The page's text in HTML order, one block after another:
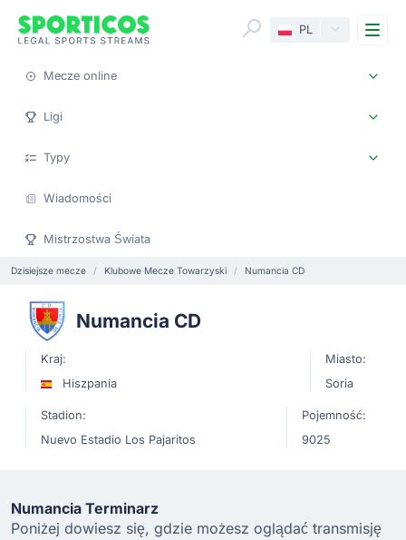
PL
Mecze online
Ligi
Typy
Wiadomości
Mistrzostwa Świata
Dzisiejsze mecze Klubowe Mecze Towarzyski Numancia CD
Numancia CD
Kraj:
Hiszpania
Miasto:
Soria
Stadion:
Nuevo Estadio Los Pajaritos
Pojemność:
9025
Numancia Terminarz
Poniżej dowiesz się, gdzie możesz oglądać transmisję